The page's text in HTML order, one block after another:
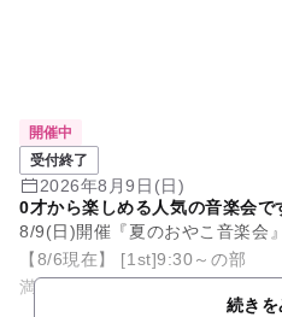
開催中
受付終了
2026年8月9日(日)
0才から楽しめる人気の音楽会で
8/9(日)開催『夏のおやこ音楽会
【8/6現在】 [1st]9:30～の部 →満席 [2nd]11:15～の部 →
満席 [3rd]13:30～の部 →空...
続きを